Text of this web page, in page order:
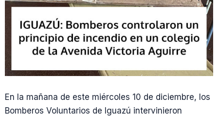
En la mañana de este miércoles 10 de diciembre, los
Bomberos Voluntarios de Iguazú intervinieron